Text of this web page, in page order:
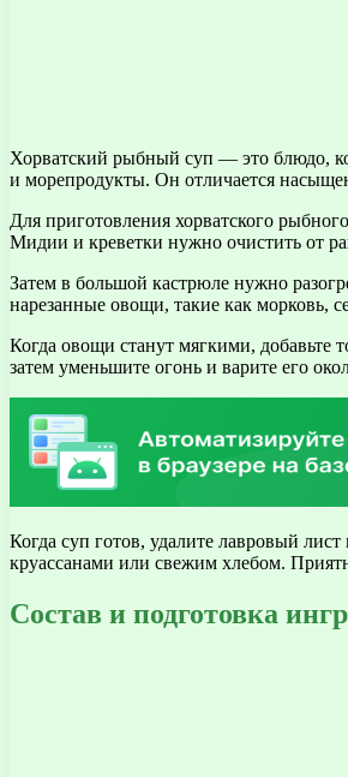
Хорватский рыбный суп — это блюдо,
и морепродукты. Он отличается
Для приготовления хорватского
Мидии и креветки нужно очистить от
Затем в большой кастрюле нужно
нарезанные овощи, такие как морковь,
Когда овощи станут мягкими, добавьте
затем уменьшите огонь и варите его
Когда суп готов, удалите лавровый
круассанами или свежим хлебом.
Состав и подготовка